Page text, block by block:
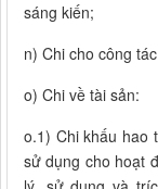
sáng kiến;
n) Chi cho công
o) Chi về tài sản:
o.1) Chi khấu hao
sử dụng cho hoạt